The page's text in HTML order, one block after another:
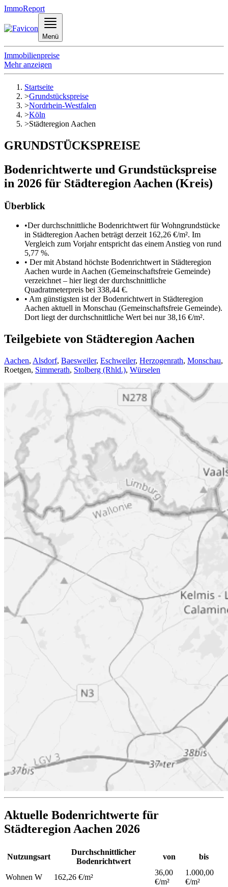
ImmoReport
Menü
Immobilienpreise
Mehr anzeigen
Startseite
>Grundstückspreise
>Nordrhein-Westfalen
>Köln
>Städteregion Aachen
GRUNDSTÜCKSPREISE
Bodenrichtwerte und Grundstückspreise
in 2026 für Städteregion Aachen (Kreis)
Überblick
•Der durchschnittliche Bodenrichtwert für Wohngrundstücke
in Städteregion Aachen beträgt derzeit 162,26 €/m². Im
Vergleich zum Vorjahr entspricht das einem Anstieg von rund
5,77 %.
• Der mit Abstand höchste Bodenrichtwert in Städteregion
Aachen wurde in Aachen (Gemeinschaftsfreie Gemeinde)
verzeichnet – hier liegt der durchschnittliche
Quadratmeterpreis bei 338,44 €.
• Am günstigsten ist der Bodenrichtwert in Städteregion
Aachen aktuell in Monschau (Gemeinschaftsfreie Gemeinde).
Dort liegt der durchschnittliche Wert bei nur 38,16 €/m².
Teilgebiete von Städteregion Aachen
Aachen, Alsdorf, Baesweiler, Eschweiler, Herzogenrath, Monschau,
Roetgen, Simmerath, Stolberg (Rhld.), Würselen
Aktuelle Bodenrichtwerte für
Städteregion Aachen 2026
Nutzungsart
Durchschnittlicher
Bodenrichtwert
von bis
Wohnen W 162,26 €/m²
36,00
€/m²
1.000,00
€/m²